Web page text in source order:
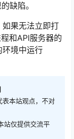
缺陷。
果无法立即打
和API服务器的
环境中运行
表本站观点，不对
站仅提供交流平